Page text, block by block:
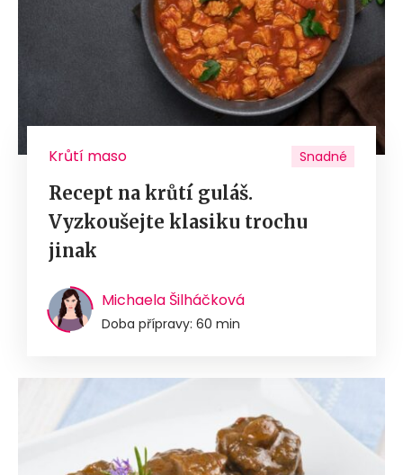
Krůtí maso Snadné
Recept na krůtí guláš.
Vyzkoušejte klasiku trochu
jinak
Michaela Šilháčková
Doba přípravy: 60 min